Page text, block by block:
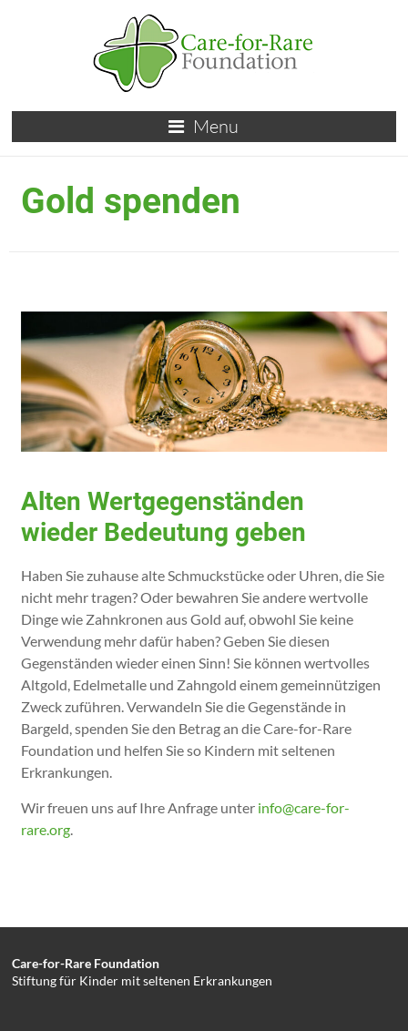
Menu
Gold spenden
Alten Wertgegenständen
wieder Bedeutung geben
Haben Sie zuhause alte Schmuckstücke oder Uhren, die Sie
nicht mehr tragen? Oder bewahren Sie andere wertvolle
Dinge wie Zahnkronen aus Gold auf, obwohl Sie keine
Verwendung mehr dafür haben? Geben Sie diesen
Gegenständen wieder einen Sinn! Sie können wertvolles
Altgold, Edelmetalle und Zahngold einem gemeinnützigen
Zweck zuführen. Verwandeln Sie die Gegenstände in
Bargeld, spenden Sie den Betrag an die Care-for-Rare
Foundation und helfen Sie so Kindern mit seltenen
Erkrankungen.
Wir freuen uns auf Ihre Anfrage unter info@care-for-
rare.org.
Care-for-Rare Foundation
Stiftung für Kinder mit seltenen Erkrankungen